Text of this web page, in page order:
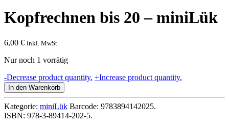
Kopfrechnen bis 20 – miniLük
6,00 € inkl. MwSt
Nur noch 1 vorrätig
-Decrease product quantity. Kopfrechnen
20
-
+Increase product quantity.
In den Warenkorb
Kategorie: miniLük Barcode: 9783894142025.
ISBN: 978-3-89414-202-5.